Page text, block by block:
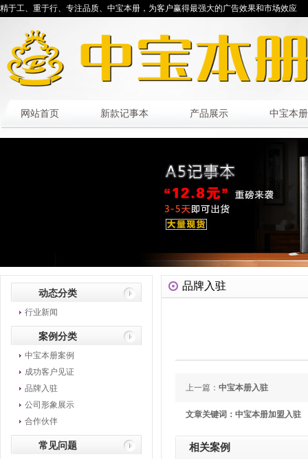
精于工、重于行、专注品质、中宝本册，为客户赢得最强大的广告效果和市场效应
网站首页 新款记事本 产品展示 中宝本
动态分类
行业新闻
案例分类
中宝本册案例
成功客户见证
品牌入驻
公司形象展示
合作伙伴
常见问题
品牌入驻
上一篇： 中宝本册入驻
文章关键词：中宝本册加盟入驻
相关案例